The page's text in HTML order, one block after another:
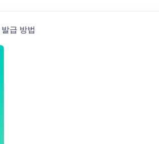
발급 방법